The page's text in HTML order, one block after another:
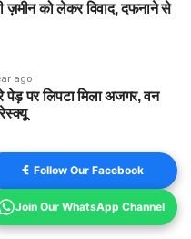
ज़मीन को लेकर विवाद, दफनाने से
ago
पेड़ पर लिपटा मिला अजगर, वन
ago
दबंगई कैमरे में कैद, अफसर पर
सवाल
Follow Our Facebook
Join Our WhatsApp Channel